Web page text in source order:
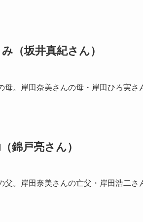
（坂井真紀さん）
母。岸田奈美さんの母・岸田ひろ実さ
錦戸亮さん）
父。岸田奈美さんの亡父・岸田浩二さ